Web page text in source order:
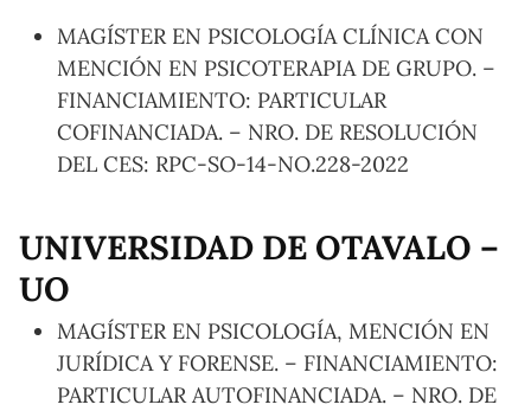
MAGÍSTER EN PSICOLOGÍA CLÍNICA CON
MENCIÓN EN PSICOTERAPIA DE GRUPO. –
FINANCIAMIENTO: PARTICULAR
COFINANCIADA. – NRO. DE RESOLUCIÓN
DEL CES: RPC-SO-14-NO.228-2022
UNIVERSIDAD DE OTAVALO –
UO
MAGÍSTER EN PSICOLOGÍA, MENCIÓN EN
JURÍDICA Y FORENSE. – FINANCIAMIENTO:
PARTICULAR AUTOFINANCIADA. – NRO. DE